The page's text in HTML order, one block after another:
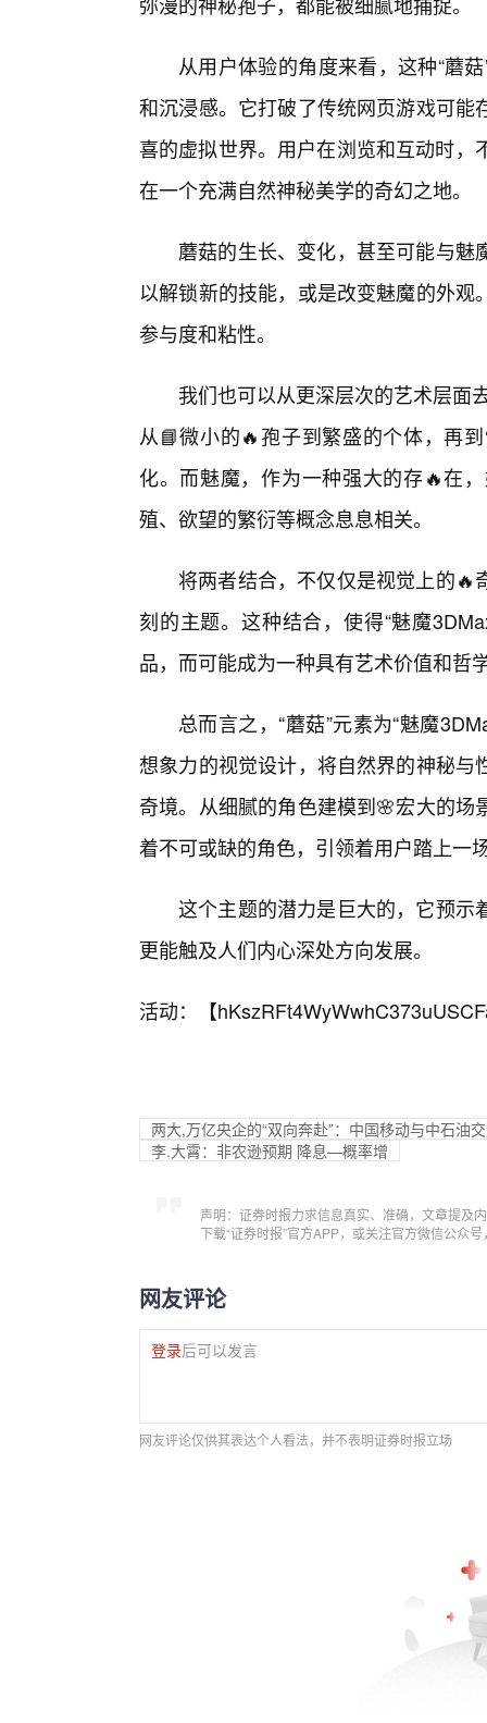
从用户体验的角度来看，这种“蘑
和沉浸感。它打破了传统网页游戏可
喜的虚拟世界。用户在浏览和互动时
在一个充满自然神秘美学的奇幻之地。
蘑菇的生长、变化，甚至可能与
以解锁新的技能，或是改变魅魔的外
参与度和粘性。
我们也可以从更深层次的艺术层面
从📘微小的🔥孢子到繁盛的个体，再
化。而魅魔，作为一种强大的存🔥在
殖、欲望的繁衍等概念息息相关。
将两者结合，不仅仅是视觉上的🔥
刻的主题。这种结合，使得“魅魔
品，而可能成为一种具有艺术价值和哲
总而言之，“蘑菇”元素为“魅魔
想象力的视觉设计，将自然界的神秘
奇境。从细腻的角色建模到🌸宏大的
着不可或缺的角色，引领着用户踏上一
这个主题的潜力是巨大的，它预示
更能触及人们内心深处方向发展。
活动：【
两大,万亿央企的“双向奔赴”：中国移动与中石油
李.大霄：非农逊预期 降息—概率增
声明：证券时报力求信息真实、准确，文章提及
下载“证券时报”官方APP，或关注官方微信公众
网友评论
登录后可以发言
网友评论仅供其表达个人看法，并不表明证券时报立场